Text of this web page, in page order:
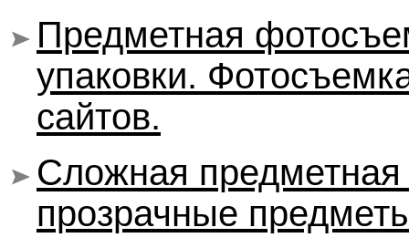
Предметная
упаковки.
сайтов.
Сложная
прозрачные